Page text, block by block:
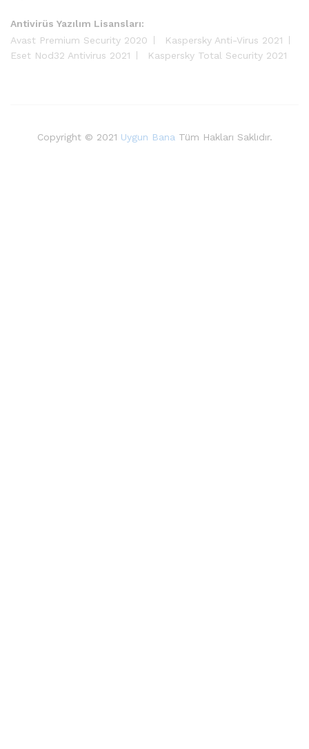
Antivirüs Yazılım Lisansları:
Avast Premium Security 2020
Kaspersky Anti-Virus 2021
Eset Nod32 Antivirus 2021
Kaspersky Total Security 2021
Copyright © 2021 Uygun Bana Tüm Hakları Saklıdır.